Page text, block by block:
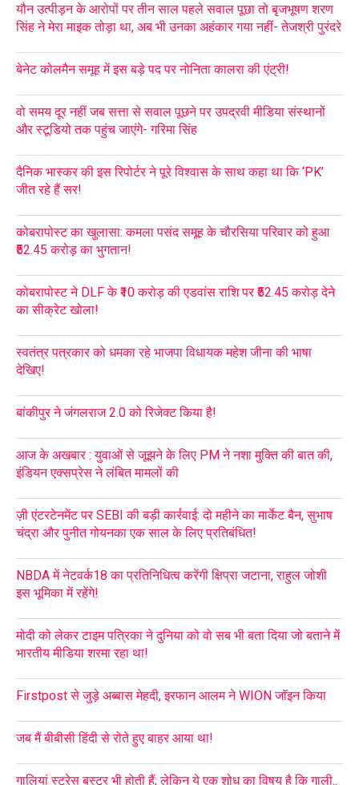
यौन उत्पीड़न के आरोपों पर तीन साल पहले सवाल पूछा तो बृजभूषण शरण
सिंह ने मेरा माइक तोड़ा था, अब भी उनका अहंकार गया नहीं- तेजश्री पुरंदरे
बेनेट कोलमैन समूह में इस बड़े पद पर नोनिता कालरा की एंट्री!
वो समय दूर नहीं जब सत्ता से सवाल पूछने पर उपद्रवी मीडिया संस्थानों
और स्टूडियो तक पहुंच जाएंगे- गरिमा सिंह
दैनिक भास्कर की इस रिपोर्टर ने पूरे विश्वास के साथ कहा था कि ‘PK’
जीत रहे हैं सर!
कोबरापोस्ट का खुलासा: कमला पसंद समूह के चौरसिया परिवार को हुआ
₹52.45 करोड़ का भुगतान!
कोबरापोस्ट ने DLF के ₹10 करोड़ की एडवांस राशि पर ₹52.45 करोड़ देने
का सीक्रेट खोला!
स्वतंत्र पत्रकार को धमका रहे भाजपा विधायक महेश जीना की भाषा
देखिए!
बांकीपुर ने जंगलराज 2.0 को रिजेक्ट किया है!
आज के अखबार : युवाओं से जूझने के लिए PM ने नशा मुक्ति की बात की,
इंडियन एक्सप्रेस ने लंबित मामलों की
ज़ी एंटरटेनमेंट पर SEBI की बड़ी कार्रवाई: दो महीने का मार्केट बैन, सुभाष
चंद्रा और पुनीत गोयनका एक साल के लिए प्रतिबंधित!
NBDA में नेटवर्क18 का प्रतिनिधित्व करेंगी क्षिप्रा जटाना, राहुल जोशी
इस भूमिका में रहेंगे!
मोदी को लेकर टाइम पत्रिका ने दुनिया को वो सब भी बता दिया जो बताने में
भारतीय मीडिया शरमा रहा था!
Firstpost से जुड़े अब्बास मेहदी, इरफान आलम ने WION जॉइन किया
जब मैं बीबीसी हिंदी से रोते हुए बाहर आया था!
गालियां स्ट्रेस बस्टर भी होती हैं; लेकिन ये एक शोध का विषय है कि गाली..